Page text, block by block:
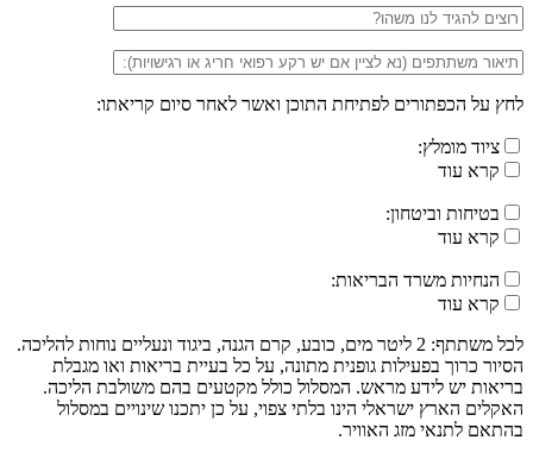
לחץ על הכפתורים לפתיחת התוכן ואשר לאחר סיום קריאתו:
ציוד מומלץ:
קרא עוד
בטיחות וביטחון:
קרא עוד
הנחיות משרד הבריאות:
קרא עוד
לכל משתתף: 2 ליטר מים, כובע, קרם הגנה, ביגוד ונעליים נוחות להליכה.
הסיור כרוך בפעילות גופנית מתונה, על כל בעיית בריאות ואו מגבלת
בריאות יש לידע מראש. המסלול כולל מקטעים בהם משולבת הליכה.
האקלים הארץ ישראלי הינו בלתי צפוי, על כן יתכנו שינויים במסלול
בהתאם לתנאי מזג האוויר.